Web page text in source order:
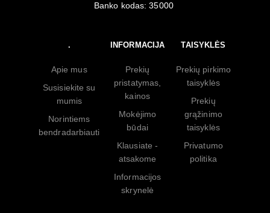
Banko kodas: 35000
.
Apie mus
Susisiekite su
mumis
Norintiems
bendradarbiauti
INFORMACIJA
Prekių
pristatymas,
kainos
Mokėjimo
būdai
Klausiate -
atsakome
Informacijos
skrynelė
TAISYKLĖS
Prekių pirkimo
taisyklės
Prekių
grąžinimo
taisyklės
Privatumo
politika